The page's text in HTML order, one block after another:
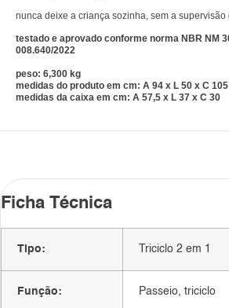
nunca deixe a criança sozinha, sem a supervisão
testado e aprovado conforme norma NBR NM
008.640/2022
peso: 6,300 kg
medidas do produto em cm: A 94 x L 50 x C 105
medidas da caixa em cm: A 57,5 x L 37 x C 30
Ficha Técnica
Tipo: Triciclo 2 em 1
Função: Passeio, triciclo